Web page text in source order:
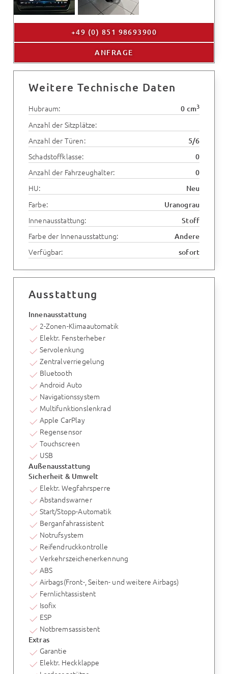
+49 (0) 851 98693900
ANFRAGE
Weitere Technische Daten
Hubraum: 0 cm3
Anzahl der Sitzplätze:
Anzahl der Türen:
5/6
Schadstoffklasse: 0
Anzahl der Fahrzeughalter: 0
HU: Neu
Farbe: Uranograu
Innenausstattung: Stoff
Farbe der Innenausstattung: Andere
Verfügbar: sofort
Ausstattung
Innenausstattung
2-Zonen-Klimaautomatik
Elektr. Fensterheber
Servolenkung
Zentralverriegelung
Bluetooth
Android Auto
Navigationssystem
Multifunktionslenkrad
Apple CarPlay
Regensensor
Touchscreen
USB
Außenausstattung
Sicherheit & Umwelt
Elektr. Wegfahrsperre
Abstandswarner
Start/Stopp-Automatik
Berganfahrassistent
Notrufsystem
Reifendruckkontrolle
Verkehrszeichenerkennung
ABS
Airbags(Front-, Seiten- und weitere Airbags)
Fernlichtassistent
Isofix
ESP
Notbremsassistent
Extras
Garantie
Elektr. Heckklappe